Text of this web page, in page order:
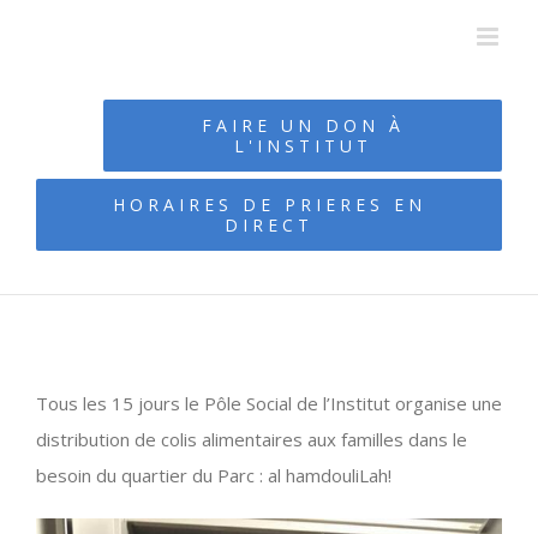
HORAIRES DE PRIERES EN
DIRECT
FAIRE UN DON À
L'INSTITUT
Tous les 15 jours le Pôle Social de l’Institut organise une
distribution de colis alimentaires aux familles dans le
besoin du quartier du Parc : al hamdouliLah!